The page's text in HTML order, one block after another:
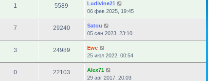
1 5589
Ludivine21
06 фев 2025, 19:45
7 29240
Satou
05 сен 2023, 23:10
3 24989
Ewe
25 июл 2022, 00:54
0 22103
Alex71
29 авг 2017, 20:03